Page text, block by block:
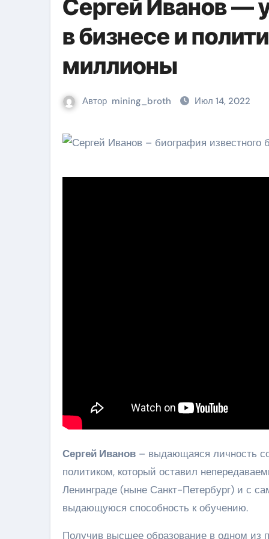
Сергей Иванов —
в бизнесе и
миллионы
Автор mining_broth Июл 14, 2022
Сергей Иванов – выдающаяся личность
политиком, который оставил
Ленинграде (ныне Санкт-Петербург) и с
выдающуюся способность к обучению.
Получив высшее образование в одном из